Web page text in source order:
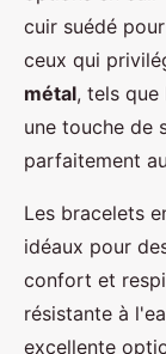
cuir suédé
ceux qui
métal, tels
une touche de
parfaitement
Les bracelets
idéaux pour
confort et
résistante à
excellente